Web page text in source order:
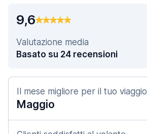
9,6
Valutazione media
Basato su 24 recensioni
Il mese migliore per il tuo viaggio
Maggio